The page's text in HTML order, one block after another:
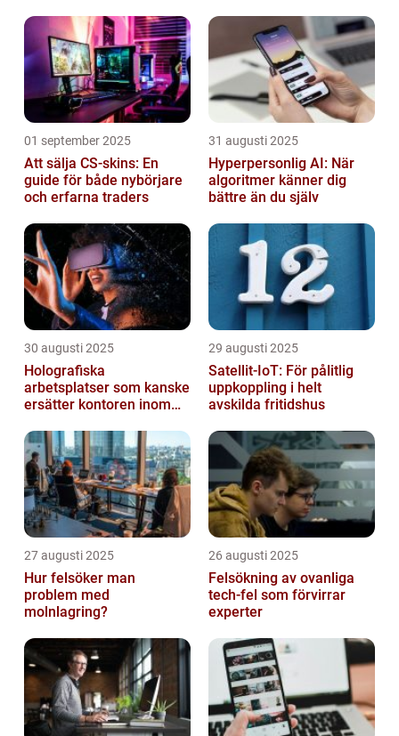
01 september 2025
Att sälja CS-skins: En
guide för både nybörjare
och erfarna traders
31 augusti 2025
Hyperpersonlig AI: När
algoritmer känner dig
bättre än du själv
30 augusti 2025
Holografiska
arbetsplatser som kanske
ersätter kontoren inom
29 augusti 2025
Satellit‑IoT: För pålitlig
uppkoppling i helt
avskilda fritidshus
27 augusti 2025
Hur felsöker man
problem med
molnlagring?
26 augusti 2025
Felsökning av ovanliga
tech‑fel som förvirrar
experter